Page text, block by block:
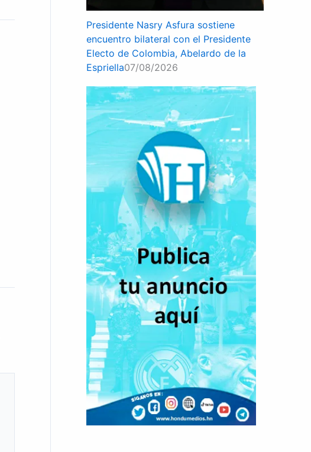
Presidente Nasry Asfura sostiene
encuentro bilateral con el Presidente
Electo de Colombia, Abelardo de la
Espriella07/08/2026